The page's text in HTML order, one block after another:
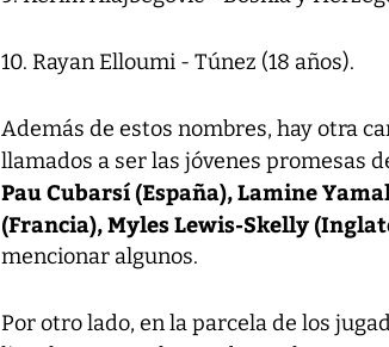
10. Rayan Elloumi - Túnez (18 años).
Además de estos nombres, hay otra
llamados a ser las jóvenes promesas
Pau Cubarsí (España), Lamine
(Francia), Myles Lewis-Skelly
mencionar algunos.
Por otro lado, en la parcela de los